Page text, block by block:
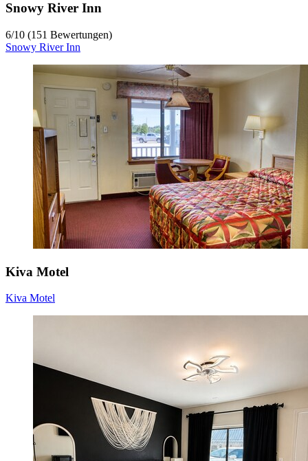
Snowy River Inn
6/10 (151 Bewertungen)
Snowy River Inn
Kiva Motel
Kiva Motel